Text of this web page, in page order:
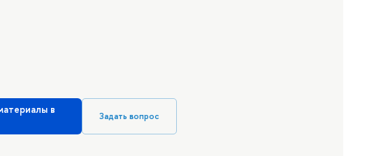
в
Задать вопрос